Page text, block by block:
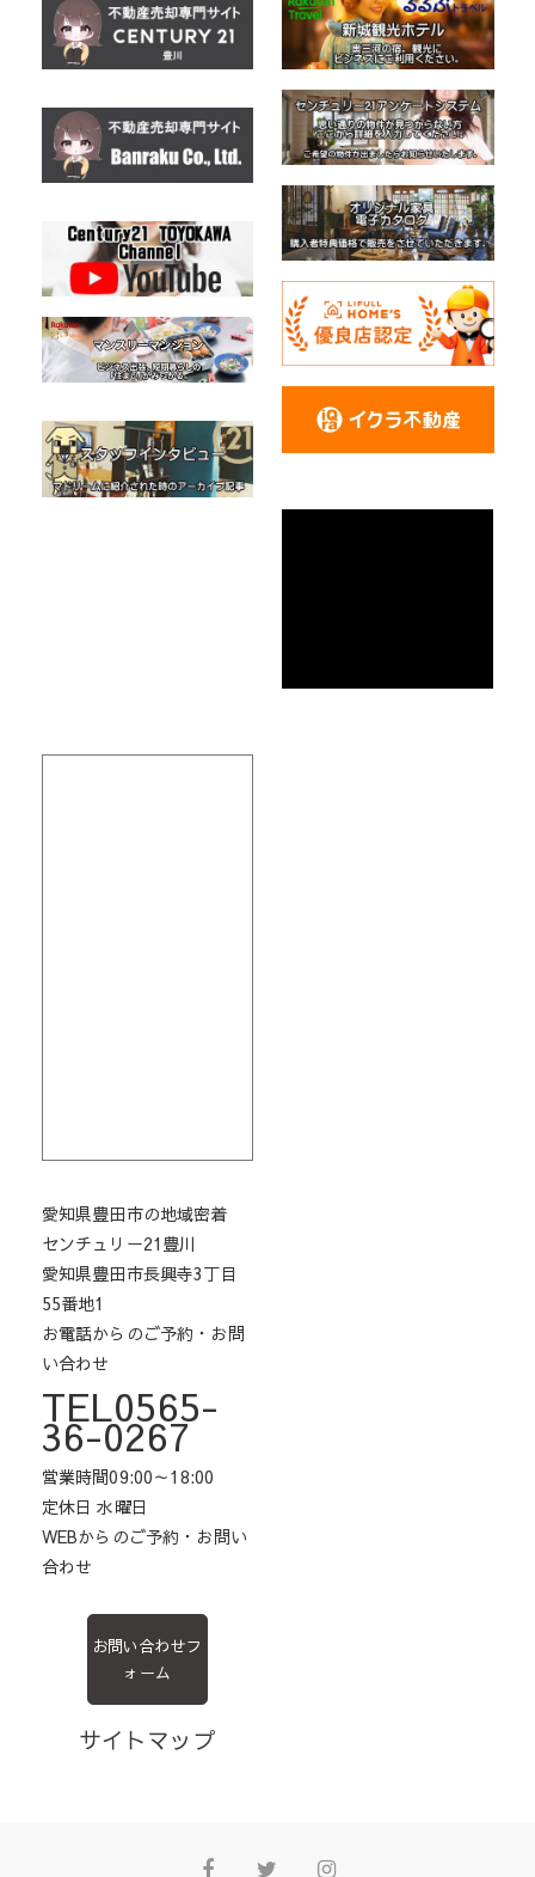
愛知県豊田市の地域密着
センチュリー21豊川
愛知県豊田市長興寺3丁目
55番地1
お電話からのご予約・お問
い合わせ
TEL0565-
36-0267
営業時間09:00～18:00
定休日 水曜日
WEBからのご予約・お問い
合わせ
お問い合わせフ
ォーム
サイトマップ
FacebookTwitterInstagram